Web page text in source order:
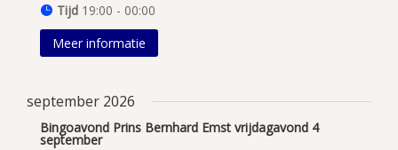
Tijd 19:00 - 00:00
Meer informatie
september 2026
Bingoavond Prins Bernhard Emst vrijdagavond 4
september